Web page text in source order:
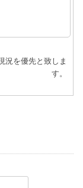
況を優先と致しま
す。